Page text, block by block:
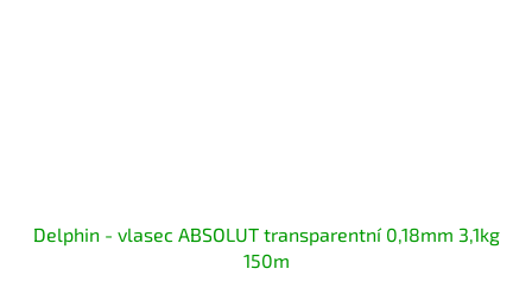
Delphin - vlasec ABSOLUT transparentní 0,18mm 3,1kg
150m